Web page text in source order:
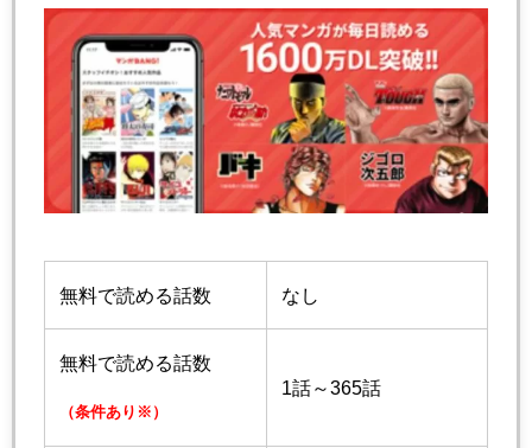
無料で読める話数 なし
無料で読める話数
（条件あり※）
1話～365話